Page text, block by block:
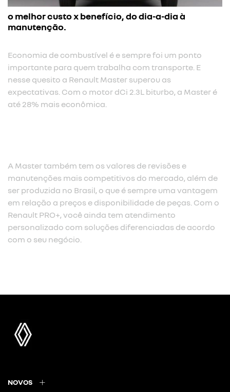
o melhor custo x benefício, do dia-a-dia à
manutenção.
Economia de combustível é e sempre foi um ponto
importante para quem trabalha com transporte. E
nesse quesito a Renault Master superou as
expectativas. Com o motor dCi 2.3L biturbo, a Master é
até 28% mais econômica.​
A Master também tem os valores de revisões e
manutenções mais competitivos do mercado, além de
ser produzida no Brasil, o que é sempre uma vantagem
em relação a preços e disponibilidade de peças. Com o
Renault PRO+, você ainda tem atendimento
personalizado com soluções diferenciadas de acordo
com o seu negócio.
NOVOS